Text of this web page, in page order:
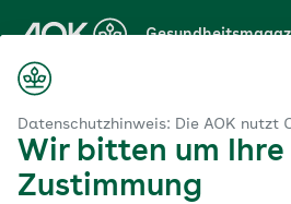
Datenschutzhinweis: Die AOK nutzt
Wir bitten um Ihre
Zustimmung
Hauptinhalt
springen